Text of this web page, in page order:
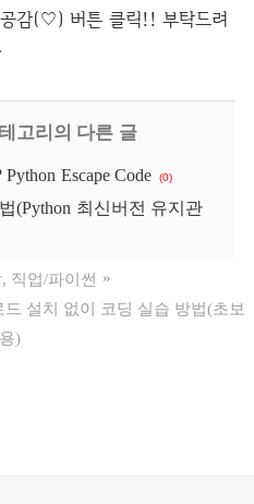
고리의 다른 글
Escape Code (0)
(Python 최신버전 유지관
직업/파이썬
설치 없이 코딩 실습 방법(초보
용)